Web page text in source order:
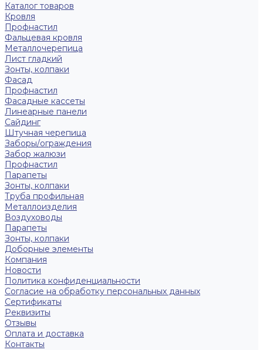
Каталог товаров
Кровля
Профнастил
Фальцевая кровля
Металлочерепица
Лист гладкий
Зонты, колпаки
Фасад
Профнастил
Фасадные кассеты
Линеарные панели
Сайдинг
Штучная черепица
Заборы/ограждения
Забор жалюзи
Профнастил
Парапеты
Зонты, колпаки
Труба профильная
Металлоизделия
Воздуховоды
Парапеты
Зонты, колпаки
Доборные элементы
Компания
Новости
Политика конфиденциальности
Согласие на обработку персональных данных
Сертификаты
Реквизиты
Отзывы
Оплата и доставка
Контакты